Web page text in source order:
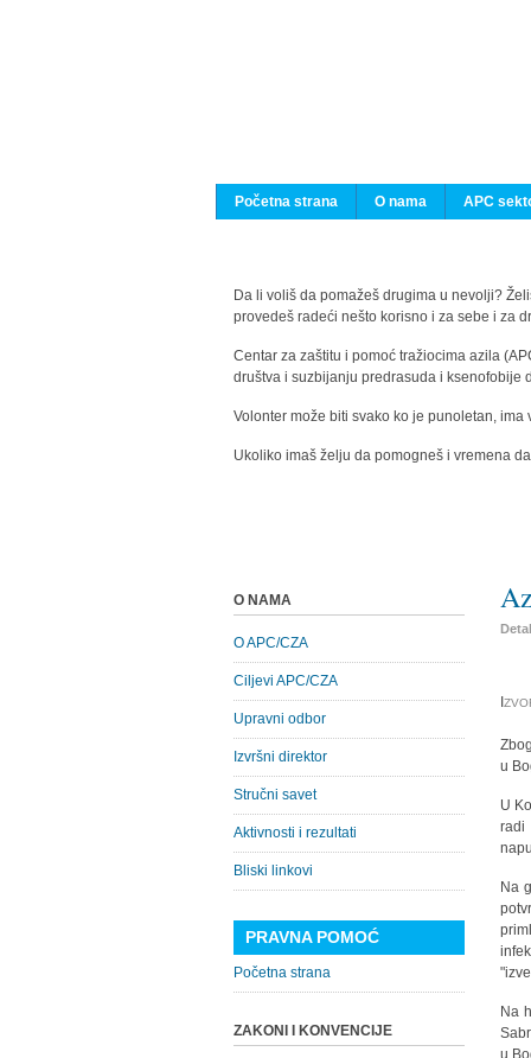
Početna strana O nama APC
Da li voliš da pomažeš drugima u nevolji?
provedeš radeći nešto korisno i za sebe i za
Centar za zaštitu i pomoć tražiocima azila
društva i suzbijanju predrasuda i ksenofobije
Volonter može biti svako ko je punoletan,
Ukoliko imaš želju da pomogneš i vremena
I
u
U
radi
Na
Na
u
O NAMA
O APC/CZA
Ciljevi APC/CZA
Upravni odbor
Izvršni direktor
Stručni savet
Aktivnosti i rezultati
Bliski linkovi
PRAVNA POMOĆ
Početna strana
ZAKONI I KONVENCIJE